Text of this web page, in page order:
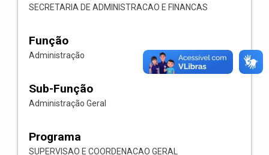
SECRETARIA DE ADMINISTRACAO E FINANCAS
Função
Administração
Sub-Função
Administração Geral
Programa
SUPERVISAO E COORDENACAO GERAL